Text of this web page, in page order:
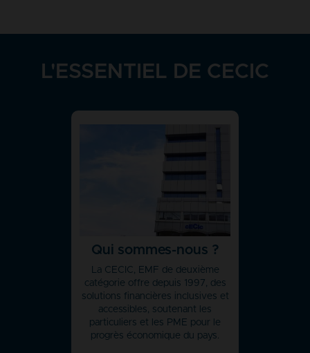
L'ESSENTIEL DE CECIC
Qui sommes-nous ?
La CECIC, EMF de deuxième
catégorie offre depuis 1997, des
solutions financières inclusives et
accessibles, soutenant les
particuliers et les PME pour le
progrès économique du pays.